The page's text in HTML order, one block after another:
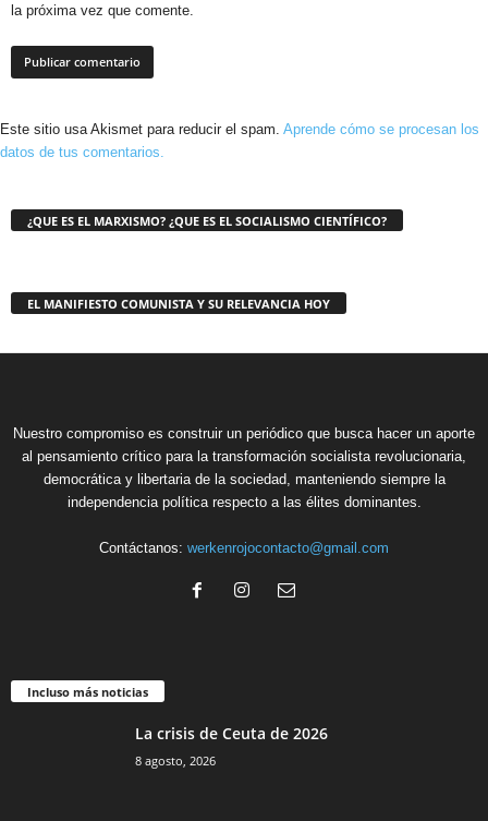
la próxima vez que comente.
Este sitio usa Akismet para reducir el spam. Aprende cómo se procesan los
datos de tus comentarios.
¿QUE ES EL MARXISMO? ¿QUE ES EL SOCIALISMO CIENTÍFICO?
EL MANIFIESTO COMUNISTA Y SU RELEVANCIA HOY
Nuestro compromiso es construir un periódico que busca hacer un aporte
al pensamiento crítico para la transformación socialista revolucionaria,
democrática y libertaria de la sociedad, manteniendo siempre la
independencia política respecto a las élites dominantes.
Contáctanos: werkenrojocontacto@gmail.com
Incluso más noticias
La crisis de Ceuta de 2026
8 agosto, 2026